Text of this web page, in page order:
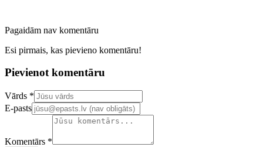
Pagaidām nav komentāru
Esi pirmais, kas pievieno komentāru!
Pievienot komentāru
Confirm your email address
Vārds *
E-pasts
Komentārs *